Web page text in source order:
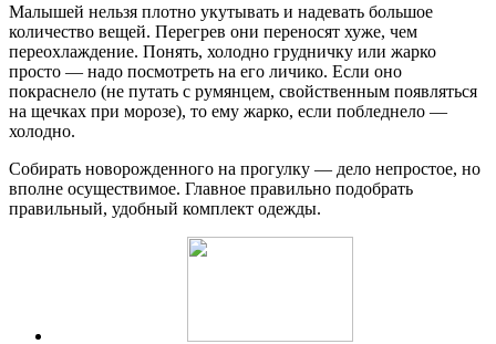
Малышей нельзя плотно укутывать и надевать большое
количество вещей. Перегрев они переносят хуже, чем
переохлаждение. Понять, холодно грудничку или жарко
просто — надо посмотреть на его личико. Если оно
покраснело (не путать с румянцем, свойственным появляться
на щечках при морозе), то ему жарко, если побледнело —
холодно.
Собирать новорожденного на прогулку — дело непростое, но
вполне осуществимое. Главное правильно подобрать
правильный, удобный комплект одежды.